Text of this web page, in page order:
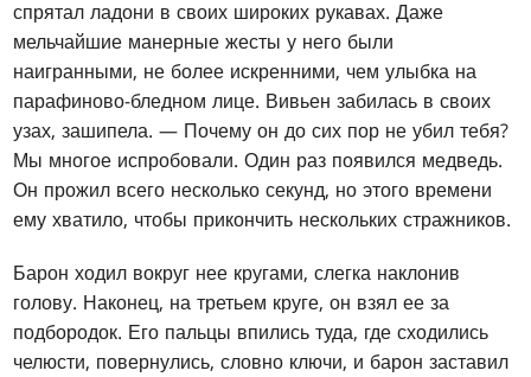
спрятал ладони в своих широких рукавах. Даже
мельчайшие манерные жесты у него были
наигранными, не более искренними, чем улыбка на
парафиново-бледном лице. Вивьен забилась в своих
узах, зашипела. — Почему он до сих пор не убил тебя?
Мы многое испробовали. Один раз появился медведь.
Он прожил всего несколько секунд, но этого времени
ему хватило, чтобы прикончить нескольких стражников.
Барон ходил вокруг нее кругами, слегка наклонив
голову. Наконец, на третьем круге, он взял ее за
подбородок. Его пальцы впились туда, где сходились
челюсти, повернулись, словно ключи, и барон заставил